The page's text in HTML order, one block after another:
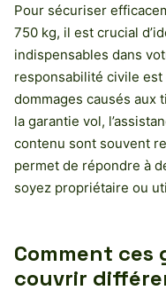
Pour sécuriser
750 kg, il est crucial
indispensables dans
responsabilité civile
dommages causés aux
la garantie vol,
contenu sont souvent
permet de répondre à
soyez propriétaire ou
Comment
couvrir